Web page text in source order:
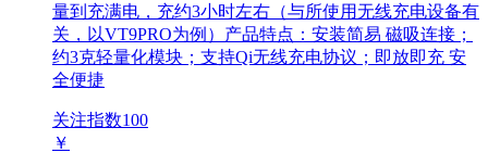
量到充满电，充约3小时左右（与所使用无线充电设备有
关，以VT9PRO为例）产品特点：安装简易 磁吸连接；
约3克轻量化模块；支持Qi无线充电协议；即放即充 安
全便捷
关注指数100
￥